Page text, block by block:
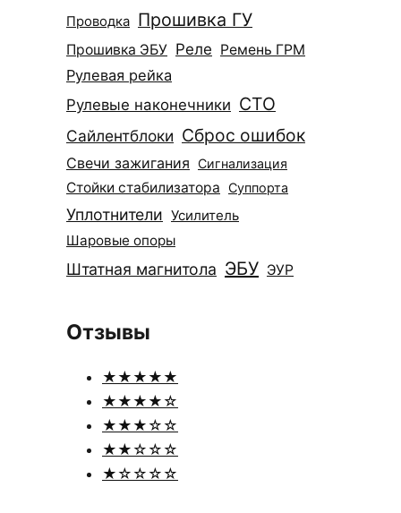
Проводка Прошивка ГУ
Прошивка ЭБУ Реле Ремень ГРМ
Рулевая рейка
Рулевые наконечники СТО
Сайлентблоки Сброс ошибок
Свечи зажигания Сигнализация
Стойки стабилизатора Суппорта
Уплотнители Усилитель
Шаровые опоры
Штатная магнитола ЭБУ ЭУР
Отзывы
★★★★★
★★★★☆
★★★☆☆
★★☆☆☆
★☆☆☆☆